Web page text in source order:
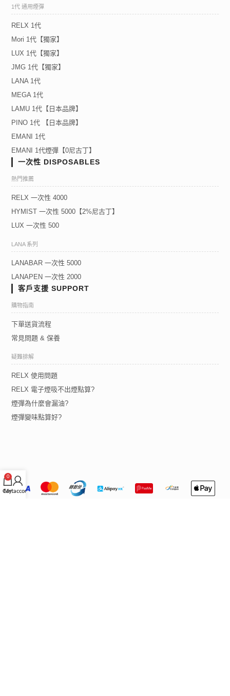
1代 通用煙彈
RELX 1代
Mori 1代【獨家】
LUX 1代【獨家】
JMG 1代【獨家】
LANA 1代
MEGA 1代
LAMU 1代【日本品牌】
PINO 1代 【日本品牌】
EMANI 1代
EMANI 1代煙彈【0尼古丁】
一次性 DISPOSABLES
熱門推薦
RELX 一次性 4000
HYMIST 一次性 5000【2%尼古丁】
LUX 一次性 500
LANA 系列
LANABAR 一次性 5000
LANAPEN 一次性 2000
客戶支援 SUPPORT
購物指南
下單送貨流程
常見問題 & 保養
疑難排解
RELX 使用問題
RELX 電子煙吸不出煙點算?
煙彈為什麼會漏油?
煙彈變味點算好?
0
Cart
My account